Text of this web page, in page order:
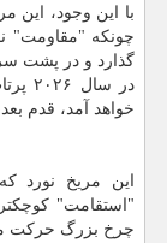
با این وجود، این
چونکه "مقاومت"
خواهد آمد، قدم
این مریخ نورد
چرخ بزرگ حرکت